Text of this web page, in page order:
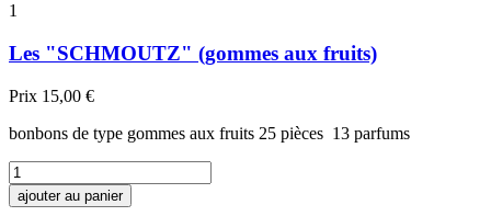
1
Les "SCHMOUTZ" (gommes aux fruits)
Prix 15,00 €
bonbons de type gommes aux fruits 25 pièces 13 parfums
ajouter au panier